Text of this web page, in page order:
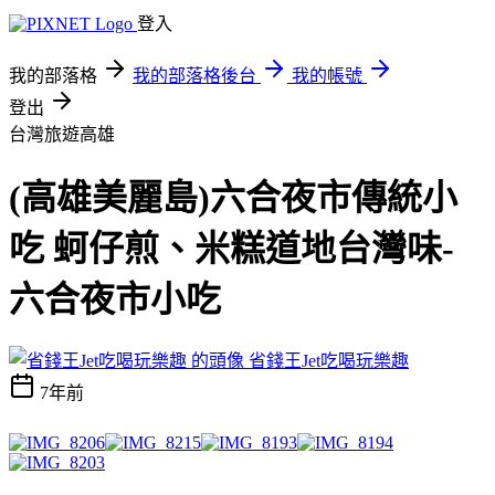
登入
我的部落格 我的部落格後台
我的帳號
登出
台灣旅遊高雄
(高雄美麗島)六合夜市傳統小
吃 蚵仔煎、米糕道地台灣味-
六合夜市小吃
省錢王Jet吃喝玩樂趣
7年前